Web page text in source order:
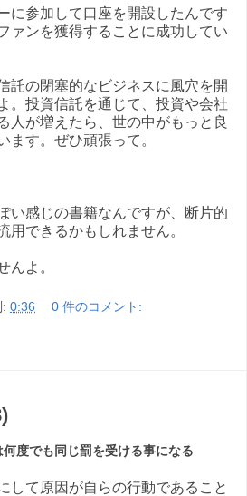
に参加して口座を開設したんです
ァンを獲得することに成功してい
託の閉塞的なビジネスに風穴を開
。投資信託を通じて、投資や会社
人が増えたら、世の中がもっと良
ます。ぜひ頑張って。
い感じの書籍なんですが、断片的
用できるかもしれません。
んよ。
0:36 0 件のコメント:
度でも同じ罰を受ける事になる
して原因が自らの行動であること